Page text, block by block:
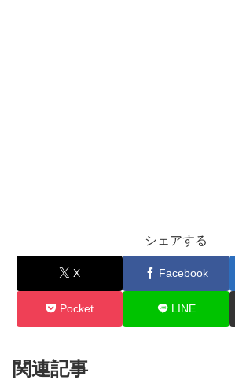
シェアする
X Facebook
Pocket LINE
関連記事